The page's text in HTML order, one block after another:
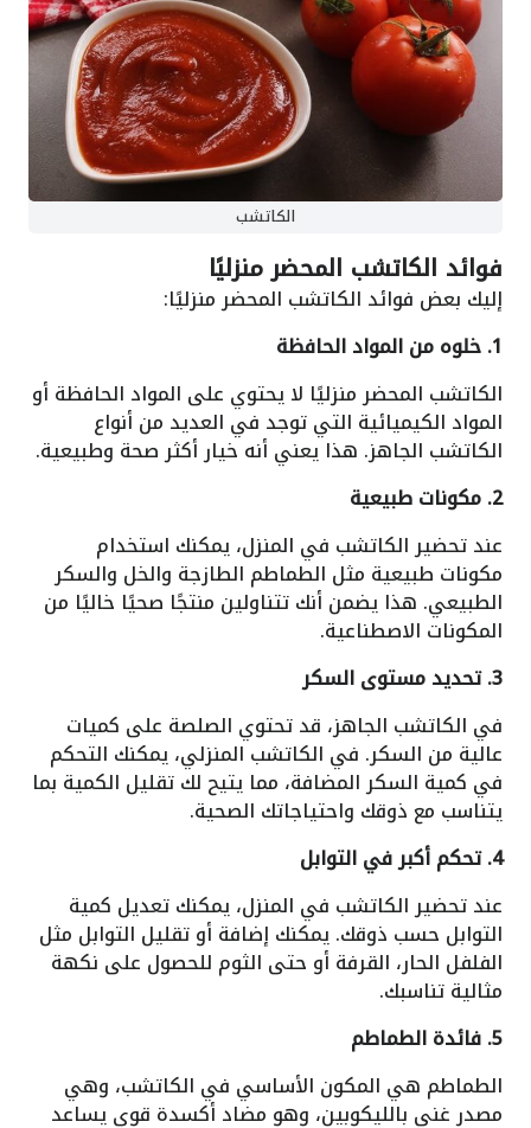
الكاتشب
فوائد الكاتشب المحضر منزليًا
إليك بعض فوائد الكاتشب المحضر منزليًا:
1. خلوه من المواد الحافظة
الكاتشب المحضر منزليًا لا يحتوي على المواد الحافظة أو
المواد الكيميائية التي توجد في العديد من أنواع
الكاتشب الجاهز. هذا يعني أنه خيار أكثر صحة وطبيعية.
2. مكونات طبيعية
عند تحضير الكاتشب في المنزل، يمكنك استخدام
مكونات طبيعية مثل الطماطم الطازجة والخل والسكر
الطبيعي. هذا يضمن أنك تتناولين منتجًا صحيًا خاليًا من
المكونات الاصطناعية.
3. تحديد مستوى السكر
في الكاتشب الجاهز، قد تحتوي الصلصة على كميات
عالية من السكر. في الكاتشب المنزلي، يمكنك التحكم
في كمية السكر المضافة، مما يتيح لك تقليل الكمية بما
يتناسب مع ذوقك واحتياجاتك الصحية.
4. تحكم أكبر في التوابل
عند تحضير الكاتشب في المنزل، يمكنك تعديل كمية
التوابل حسب ذوقك. يمكنك إضافة أو تقليل التوابل مثل
الفلفل الحار، القرفة أو حتى الثوم للحصول على نكهة
مثالية تناسبك.
5. فائدة الطماطم
الطماطم هي المكون الأساسي في الكاتشب، وهي
مصدر غني بالليكوبين، وهو مضاد أكسدة قوي يساعد